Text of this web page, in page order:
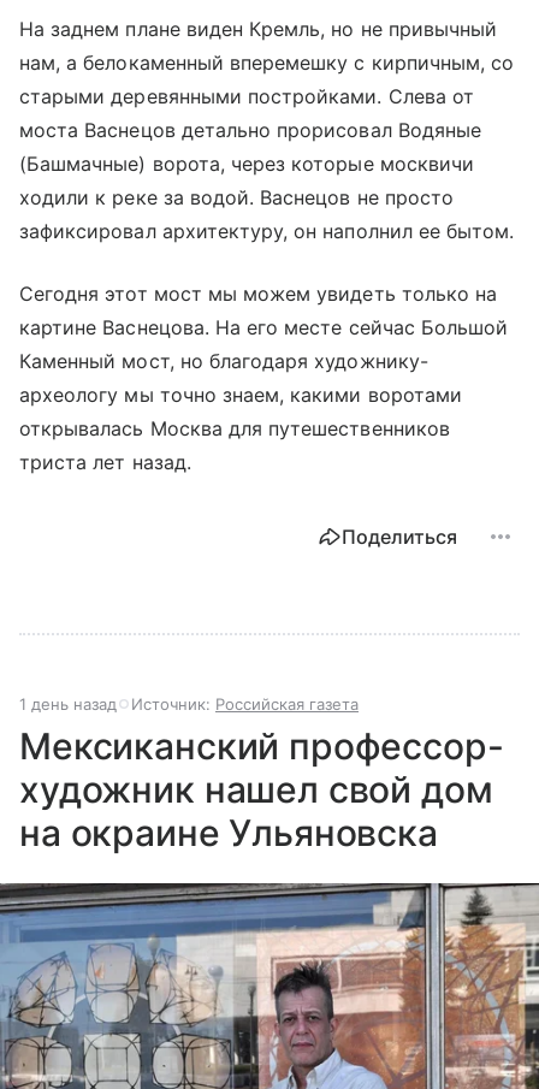
На заднем плане виден Кремль, но не привычный
нам, а белокаменный вперемешку с кирпичным, со
старыми деревянными постройками. Слева от
моста Васнецов детально прорисовал Водяные
(Башмачные) ворота, через которые москвичи
ходили к реке за водой. Васнецов не просто
зафиксировал архитектуру, он наполнил ее бытом.
Сегодня этот мост мы можем увидеть только на
картине Васнецова. На его месте сейчас Большой
Каменный мост, но благодаря художнику-
археологу мы точно знаем, какими воротами
открывалась Москва для путешественников
триста лет назад.
Поделиться
1 день назад Источник: Российская газета
Мексиканский профессор-
художник нашел свой дом
на окраине Ульяновска